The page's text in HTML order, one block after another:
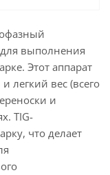
выполнения
Этот аппарат
легкий вес (всего
и
TIG-
что делает